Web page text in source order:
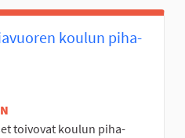
koulun piha-
toivovat koulun piha-